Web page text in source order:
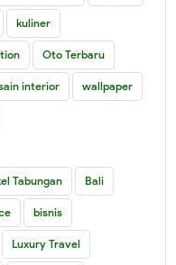
kuliner
Oto Terbaru
interior wallpaper
Tabungan Bali
bisnis
Luxury Travel